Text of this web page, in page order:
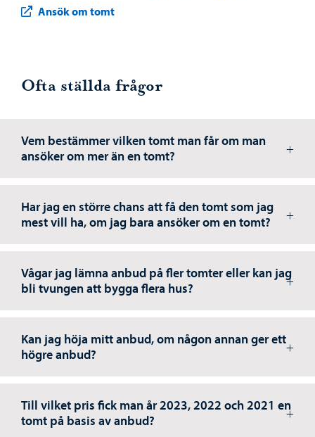
Ansök om tomt
Ofta ställda frågor
Vem bestämmer vilken tomt man får om man
ansöker om mer än en tomt?
Har jag en större chans att få den tomt som jag
mest vill ha, om jag bara ansöker om en tomt?
Vågar jag lämna anbud på fler tomter eller kan jag
bli tvungen att bygga flera hus?
Kan jag höja mitt anbud, om någon annan ger ett
högre anbud?
Till vilket pris fick man år 2023, 2022 och 2021 en
tomt på basis av anbud?